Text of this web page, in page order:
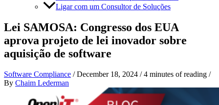
Ligar com um Consultor de Soluções
Lei SAMOSA: Congresso dos EUA
aprova projeto de lei inovador sobre
aquisição de software
Software Compliance /December 18, 2024 /4 minutes of reading /
By Chaim Lederman